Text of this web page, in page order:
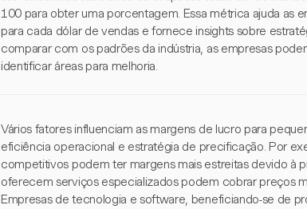
100 para obter uma porcentagem. Essa métrica ajuda as
para cada dólar de vendas e fornece insights sobre
comparar com os padrões da indústria, as empresas
identificar áreas para melhoria.
Vários fatores influenciam as margens de lucro para
eficiência operacional e estratégia de precificação. Por
competitivos podem ter margens mais estreitas devido à
oferecem serviços especializados podem cobrar preços
Empresas de tecnologia e software, beneficiando-se de